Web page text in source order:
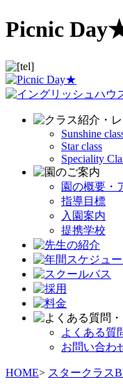
Picnic
Sunshine
Star class
Speciality
園の概要・
指導目標
入園案内
提携学校
よくある質
お問い合わ
HOME> スタークラス